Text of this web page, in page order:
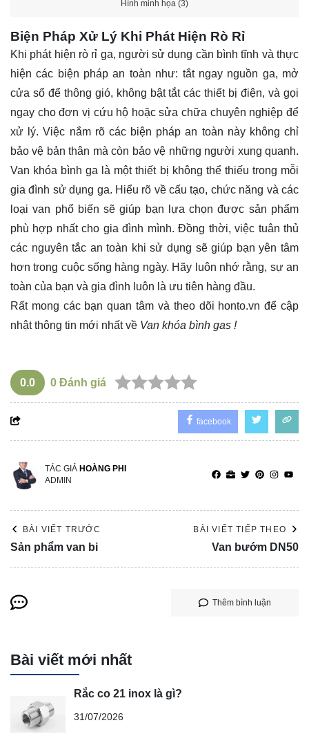
Hình minh họa (3)
Biện Pháp Xử Lý Khi Phát Hiện Rò Rỉ
Khi phát hiện rò rỉ ga, người sử dụng cần bình tĩnh và thực
hiện các biện pháp an toàn như: tắt ngay nguồn ga, mở
cửa sổ để thông gió, không bật tắt các thiết bị điện, và gọi
ngay cho đơn vị cứu hộ hoặc sửa chữa chuyên nghiệp để
xử lý. Việc nắm rõ các biện pháp an toàn này không chỉ
bảo vệ bản thân mà còn bảo vệ những người xung quanh.
Van khóa bình ga là một thiết bị không thể thiếu trong mỗi
gia đình sử dụng ga. Hiểu rõ về cấu tạo, chức năng và các
loại van phổ biến sẽ giúp bạn lựa chọn được sản phẩm
phù hợp nhất cho gia đình mình. Đồng thời, việc tuân thủ
các nguyên tắc an toàn khi sử dụng sẽ giúp bạn yên tâm
hơn trong cuộc sống hàng ngày. Hãy luôn nhớ rằng, sự an
toàn của bạn và gia đình luôn là ưu tiên hàng đầu.
Rất mong các bạn quan tâm và theo dõi honto.vn để cập
nhật thông tin mới nhất về Van khóa bình gas !
0.0 0 Đánh giá
facebook
TÁC GIẢ HOÀNG PHI
ADMIN
BÀI VIẾT TRƯỚC
Sản phẩm van bi
BÀI VIẾT TIẾP THEO
Van bướm DN50
Thêm bình luận
Bài viết mới nhất
Rắc co 21 inox là gì?
31/07/2026